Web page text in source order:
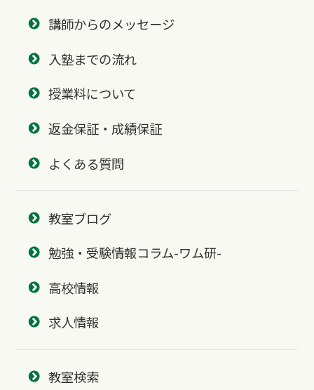
講師からのメッセージ
入塾までの流れ
授業料について
返金保証・成績保証
よくある質問
教室ブログ
勉強・受験情報コラム-ワム研-
高校情報
求人情報
教室検索